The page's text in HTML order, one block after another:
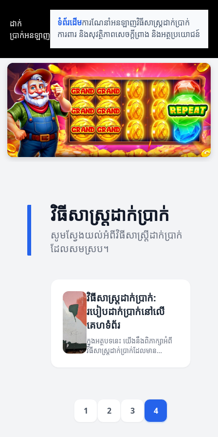
ដាក់
ប្រាក់អនឡាញ
ទំព័រដើមការណែនាំអនឡាញវិធីសាស្ត្រដាក់ប្រាក់
ការពារ និងសុវត្ថិភាពសេចក្តីព្រាង និងអត្ថប្រយោជន៍
វិធីសាស្ត្រដាក់ប្រាក់
សូមស្វែងយល់អំពីវិធីសាស្ត្រីដាក់ប្រាក់
ដែលសមស្រប។
វិធីសាស្ត្រដាក់ប្រាក់:
របៀបដាក់ប្រាក់នៅលើ
គេហទំព័រ
ក្នុងអត្ថបទនេះ យើងនឹងពិភាក្សាអំពី
វិធីសាស្ត្រដាក់ប្រាក់ដែលមាន
1 2 3 4